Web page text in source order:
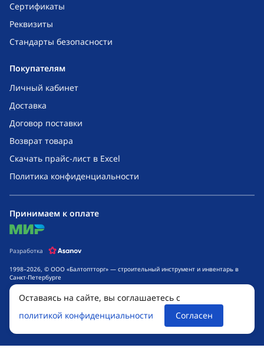
Сертификаты
Реквизиты
Стандарты безопасности
Покупателям
Личный кабинет
Доставка
Договор поставки
Возврат товара
Скачать прайс-лист в Excel
Политика конфиденциальности
1998–2026, © ООО «Балтоптторг» — строительный инструмент и инвентарь в
Санкт-Петербурге
Обращаем ваше внимание на то, что данный интернет-сайт носит исключительно
информационный характер и ни при каких условиях не является публичной
офертой, определяемой положениями ч. 2 ст. 437 Гражданского кодекса
Российской Федерации. Для получения подробной информации о стоимости
товаров и сроках выполнения услуг, обращайтесь к менеджерам компании.
Принимаем к оплате
mir
Разработка
Оставаясь на сайте, вы соглашаетесь с
политикой конфиденциальности
Согласен